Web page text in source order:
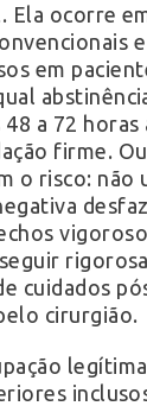
Ela ocorre
em
a 72 horas
firme.
o risco: não
cuidados
cirurgião.